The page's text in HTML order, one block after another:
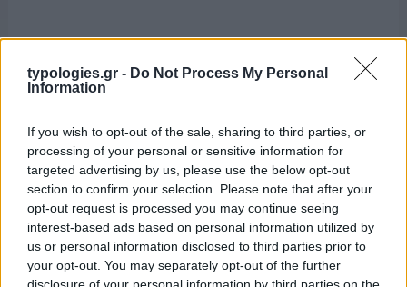
typologies.gr - Do Not Process My Personal
Information
If you wish to opt-out of the sale, sharing to third parties, or
processing of your personal or sensitive information for
targeted advertising by us, please use the below opt-out
section to confirm your selection. Please note that after your
opt-out request is processed you may continue seeing
interest-based ads based on personal information utilized by
us or personal information disclosed to third parties prior to
your opt-out. You may separately opt-out of the further
disclosure of your personal information by third parties on the